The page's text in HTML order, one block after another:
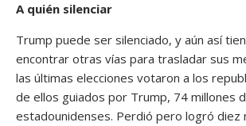
A quién silenciar
Trump puede ser silenciado, y aún así
encontrar otras vías para trasladar sus
las últimas elecciones votaron a los
de ellos guiados por Trump, 74 millones
estadounidenses. Perdió pero logró diez